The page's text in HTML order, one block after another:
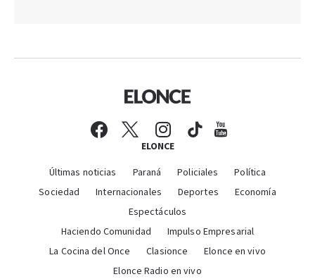
ELONCE
Últimas noticias Paraná Policiales
Política
Sociedad
Internacionales Deportes
Economía
Espectáculos
Haciendo Comunidad
Impulso Empresarial
La Cocina del Once
Clasionce
Elonce en vivo
Elonce Radio en vivo